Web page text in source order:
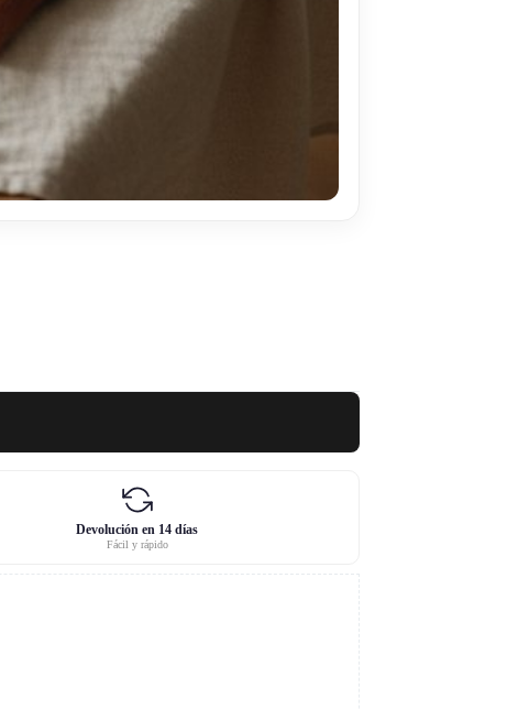
Devolución en 14 días
Fácil y rápido